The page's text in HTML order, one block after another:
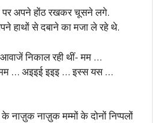
पर अपने होंठ रखकर चूसने लगे.
हाथों से दबाने का मजा ले रहे थे.
निकाल रही थीं- मम …
… अइइई इइइ … इस्स यस …
के नाज़ुक नाज़ुक मम्मों के दोनों निप्पलों